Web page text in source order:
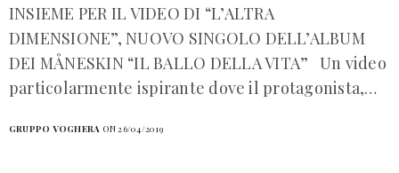
INSIEME PER IL VIDEO DI “L’ALTRA
DIMENSIONE”, NUOVO SINGOLO DELL’ALBUM
DEI MÅNESKIN “IL BALLO DELLA VITA” Un video
particolarmente ispirante dove il protagonista,…
GRUPPO VOGHERA ON 26/04/2019